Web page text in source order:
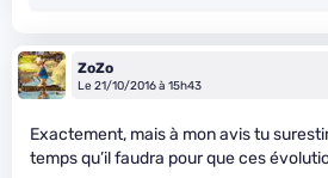
ZoZo
Le 21/10/2016 à 15h43
Exactement, mais à mon avis tu
temps qu’il faudra pour que ces